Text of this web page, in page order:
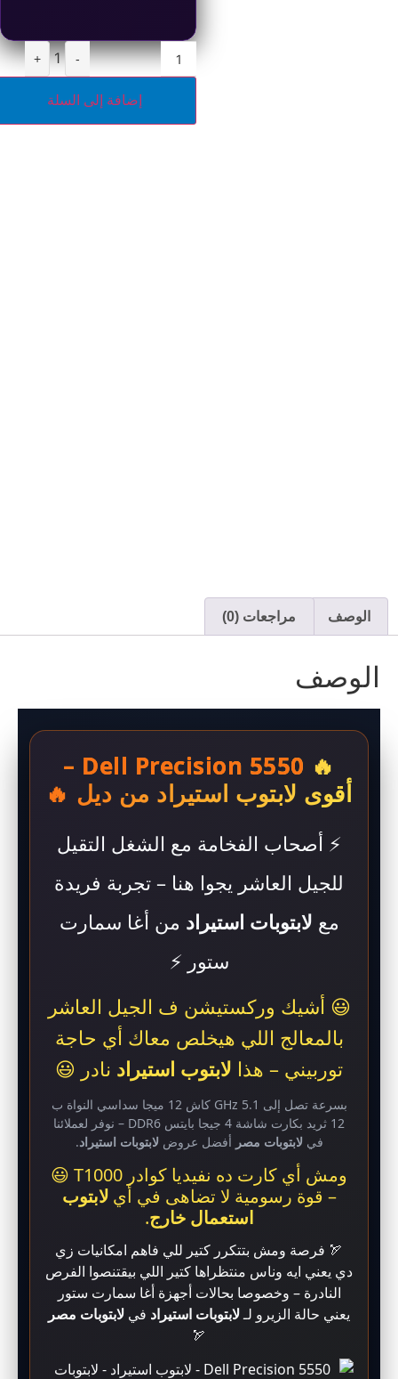
-
1
+
إضافة إلى السلة
الوصف مراجعات (0)
الوصف
🔥
Dell Precision 5550
–
أقوى لابتوب استيراد من ديل 🔥
⚡ أصحاب الفخامة مع الشغل التقيل
للجيل العاشر يجوا هنا – تجربة فريدة
مع لابتوبات استيراد من أغا سمارت
ستور ⚡
😃 أشيك وركستيشن ف الجيل العاشر
بالمعالج اللي هيخلص معاك أي حاجة
توربيني – هذا لابتوب استيراد نادر 😃
بسرعة تصل إلى 5.1 GHz كاش 12 ميجا سداسي النواة ب
12 ثريد بكارت شاشة 4 جيجا بايتس DDR6 – نوفر لعملائنا
في لابتوبات مصر أفضل عروض لابتوبات استيراد.
ومش أي كارت ده نفيديا كوادر T1000 😃
– قوة رسومية لا تضاهى في أيلابتوب
استعمال خارج.
🏹 فرصة ومش بتتكرر كتير للي فاهم امكانيات زي
دي يعني ايه وناس منتظراها كتير اللي بيقتنصوا الفرص
النادرة – وخصوصا بحالات أجهزة أغا سمارت ستور
يعني حالة الزيرو لـلابتوبات استيراد في لابتوبات مصر
🏹